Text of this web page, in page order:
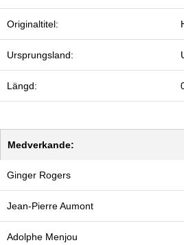
Originaltitel:
Ursprungsland:
Längd:
Medverkande:
Ginger Rogers
Jean-Pierre Aumont
Adolphe Menjou